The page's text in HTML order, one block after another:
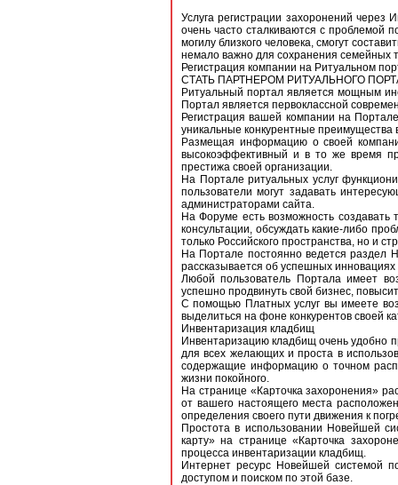
Услуга регистрации захоронений
очень часто сталкиваются с проблемой
могилу близкого человека, смогут
немало важно для сохранения семейных
Регистрация компании на Ритуальном
СТАТЬ ПАРТНЕРОМ РИТУАЛЬНОГО
Ритуальный портал является мощным
Портал является первоклассной
Регистрация вашей компании на
уникальные конкурентные
Размещая информацию о своей
высокоэффективный и в то же время
престижа своей организации.
На Портале ритуальных услуг
пользователи могут задавать
администраторами сайта.
На Форуме есть возможность создавать
консультации, обсуждать какие-либо
только Российского пространства, но и
На Портале постоянно ведется раздел
рассказывается об успешных
Любой пользователь Портала имеет
успешно продвинуть свой бизнес,
С помощью Платных услуг вы имеете
выделиться на фоне конкурентов своей
Инвентаризация кладбищ
Инвентаризацию кладбищ очень удобно
для всех желающих и проста в
содержащие информацию о точном
жизни покойного.
На странице «Карточка захоронения»
от вашего настоящего места
определения своего пути движения к
Простота в использовании Новейшей
карту» на странице «Карточка
процесса инвентаризации кладбищ.
Интернет ресурс Новейшей системой
доступом и поиском по этой базе.